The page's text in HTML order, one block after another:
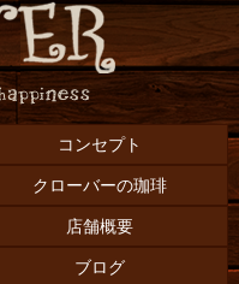
コンセプト
クローバーの珈琲
店舗概要
ブログ